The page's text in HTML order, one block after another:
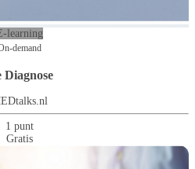
learning
demand
Diagnose
1 punt
Gratis